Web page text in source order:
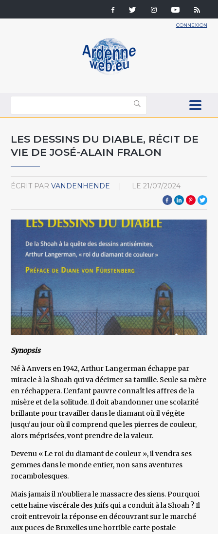
CONNEXION
LES DESSINS DU DIABLE, RÉCIT DE
VIE DE JOSÉ-ALAIN FRALON
ÉCRIT PAR VANDENHENDE LE 21/07/2024
Synopsis
Né à Anvers en 1942, Arthur Langerman échappe par
miracle à la Shoah qui va décimer sa famille. Seule sa mère
en réchappera. L’enfant pauvre connaît les affres de la
misère et de la solitude. Il doit abandonner une scolarité
brillante pour travailler dans le diamant où il végète
jusqu’au jour où il comprend que les pierres de couleur,
alors méprisées, vont prendre de la valeur.
Devenu « Le roi du diamant de couleur », il vendra ses
gemmes dans le monde entier, non sans aventures
rocambolesques.
Mais jamais il n’oubliera le massacre des siens. Pourquoi
cette haine viscérale des Juifs qui a conduit à la Shoah ? Il
croit entrevoir la réponse en découvrant sur le marché
aux puces de Bruxelles une horrible carte postale